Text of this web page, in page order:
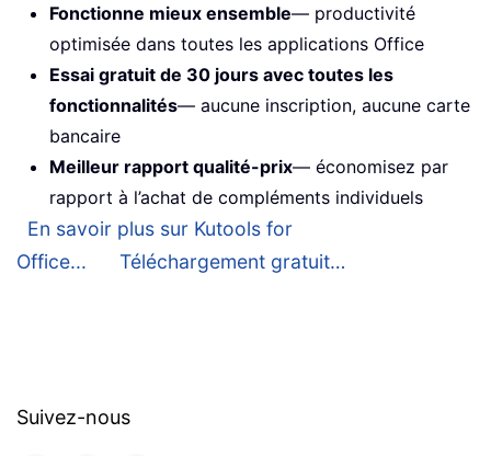
Fonctionne mieux ensemble— productivité
optimisée dans toutes les applications Office
Essai gratuit de 30 jours avec toutes les
fonctionnalités— aucune inscription, aucune carte
bancaire
Meilleur rapport qualité-prix— économisez par
rapport à l’achat de compléments individuels
En savoir plus sur Kutools for
Office...
Téléchargement gratuit…
Suivez-nous